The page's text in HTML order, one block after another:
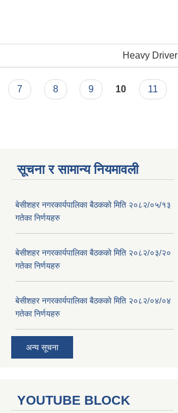
Heavy Driver
7 8 9 10 11
सूचना र सामान्य नियमावली
बे‍‍सीशहर नगरकार्यपालिका बैठककाे मिति २०८२/०५/१३
गतेका निर्णयहरु
बे‍‍सीशहर नगरकार्यपालिका बैठककाे मिति २०८२/०३/२०
गतेका निर्णयहरु
बे‍‍सीशहर नगरकार्यपालिका बैठककाे मिति २०८२/०४/०४
गतेका निर्णयहरु
अन्य सूचना
YOUTUBE BLOCK